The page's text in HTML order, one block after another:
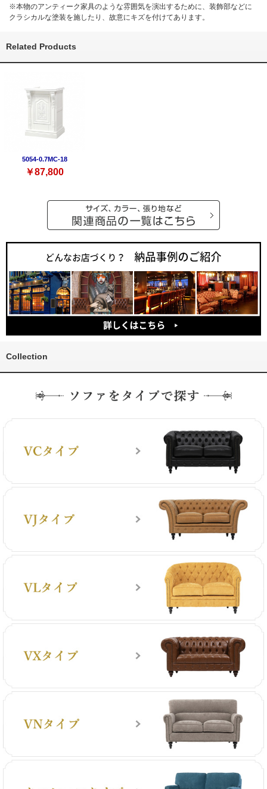
※本物のアンティーク家具のような雰囲気を演出するために、装飾部などに
クラシカルな塗装を施したり、故意にキズを付けてあります。
Related Products
5054-0.7MC-18
￥87,800
Collection